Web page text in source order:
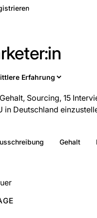
Sourcing, 15
in Deutschland
Gehalt